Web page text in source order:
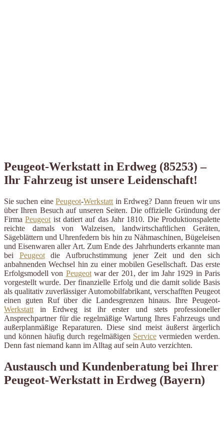
Peugeot-Werkstatt in Erdweg (85253) –
Ihr Fahrzeug ist unsere Leidenschaft!
Sie suchen einePeugeot-Werkstatt in Erdweg? Dann freuen wir uns
über Ihren Besuch auf unseren Seiten. Die offizielle Gründung der
FirmaPeugeot ist datiert auf das Jahr 1810. Die Produktionspalette
reichte damals von Walzeisen, landwirtschaftlichen Geräten,
Sägeblättern und Uhrenfedern bis hin zu Nähmaschinen, Bügeleisen
und Eisenwaren aller Art. Zum Ende des Jahrhunderts erkannte man
bei Peugeotdie Aufbruchstimmung jener Zeit und den sich
anbahnenden Wechsel hin zu einer mobilen Gesellschaft. Das erste
Erfolgsmodell von Peugeotwar der 201, der im Jahr 1929 in Paris
vorgestellt wurde. Der finanzielle Erfolg und die damit solide Basis
als qualitativ zuverlässiger Automobilfabrikant, verschafften Peugeot
einen guten Ruf über die Landesgrenzen hinaus. Ihre Peugeot-
Werkstatt in Erdweg ist ihr erster und stets professioneller
Ansprechpartner für die regelmäßige Wartung Ihres Fahrzeugs und
außerplanmäßige Reparaturen. Diese sind meist äußerst ärgerlich
und können häufig durch regelmäßigen Servicevermieden werden.
Denn fast niemand kann im Alltag auf sein Auto verzichten.
Austausch und Kundenberatung bei Ihrer
Peugeot-Werkstatt in Erdweg (Bayern)